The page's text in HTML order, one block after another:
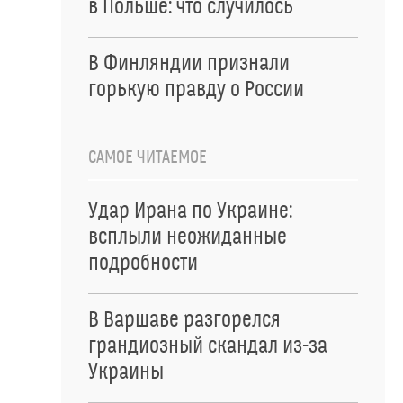
в Польше: что случилось
В Финляндии признали
горькую правду о России
САМОЕ ЧИТАЕМОЕ
Удар Ирана по Украине:
всплыли неожиданные
подробности
В Варшаве разгорелся
грандиозный скандал из-за
Украины